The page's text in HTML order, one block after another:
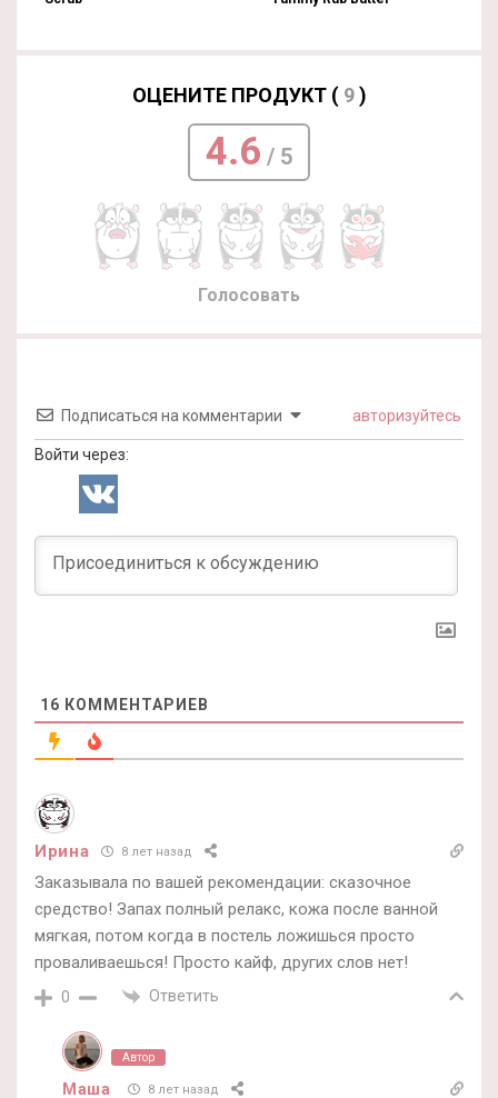
ОЦЕНИТЕ ПРОДУКТ ( 9)
4.6 / 5
Голосовать
Подписаться на комментарии авторизуйтесь
Войти через:
16 КОММЕНТАРИЕВ
Ирина 8 лет назад
Заказывала по вашей рекомендации: сказочное
средство! Запах полный релакс, кожа после ванной
мягкая, потом когда в постель ложишься просто
проваливаешься! Просто кайф, других слов нет!
0 Ответить
Автор
Маша 8 лет назад